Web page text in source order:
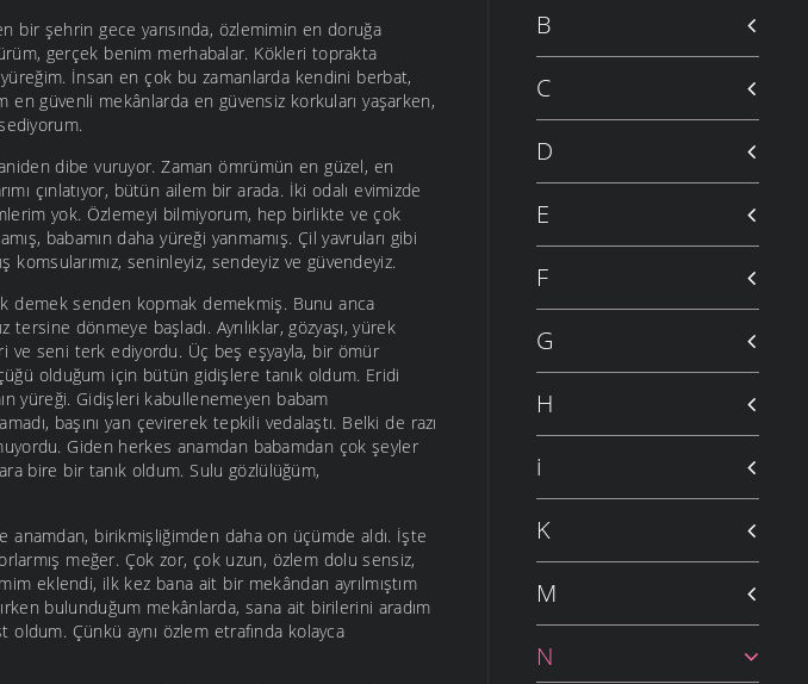
şehrin gece yarısında, özlemimin en doruğa
gerçek benim merhabalar. Kökleri toprakta
İnsan en çok bu zamanlarda kendini berbat,
güvenli mekânlarda en güvensiz korkuları yaşarken,
dibe vuruyor. Zaman ömrümün en güzel, en
çınlatıyor, bütün ailem bir arada. İki odalı evimizde
yok. Özlemeyi bilmiyorum, hep birlikte ve çok
babamın daha yüreği yanmamış. Çil yavruları gibi
komsularımız, seninleyiz, sendeyiz ve güvendeyiz.
demek senden kopmak demekmiş. Bunu anca
dönmeye başladı. Ayrılıklar, gözyaşı, yürek
ve seni terk ediyordu. Üç beş eşyayla, bir ömür
olduğum için bütün gidişlere tanık oldum. Eridi
yüreği. Gidişleri kabullenemeyen babam
başını yan çevirerek tepkili vedalaştı. Belki de razı
Giden herkes anamdan babamdan çok şeyler
bire bir tanık oldum. Sulu gözlülüğüm,
birikmişliğimden daha on üçümde aldı. İşte
meğer. Çok zor, çok uzun, özlem dolu sensiz,
eklendi, ilk kez bana ait bir mekândan ayrılmıştım
bulunduğum mekânlarda, sana ait birilerini aradım
Çünkü aynı özlem etrafında kolayca
B
C
D
E
F
G
H
i
K
M
N